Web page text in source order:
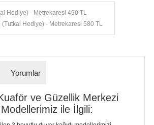
Hediye) - Metrekaresi 490 TL
(Tutkal Hediye) - Metrekaresi 580 TL
Yorumlar
ve Güzellik Merkezi
Modellerimiz ile İlgili: